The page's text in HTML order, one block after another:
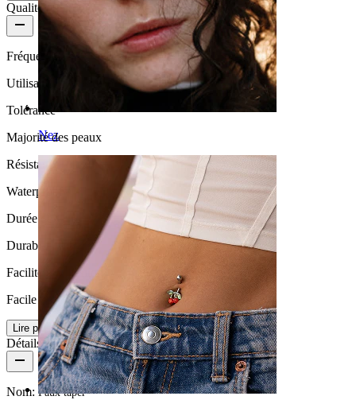
Nez
Qualité du produit
Fréquence d'utilisation
Utilisation occasionnelle
Tolérance
Majorité des peaux
Résistance à l'eau
Waterproof
Durée de vie
Durable
Facilité d'utilisation
Facile
Lire plus
Détails du produit
Nom: Faux taper